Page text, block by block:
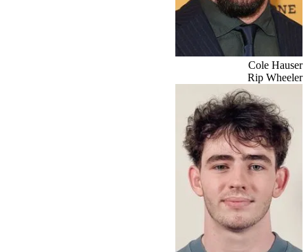
Cole Hauser
Rip Wheeler